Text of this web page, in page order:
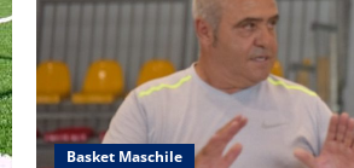
Basket Maschile